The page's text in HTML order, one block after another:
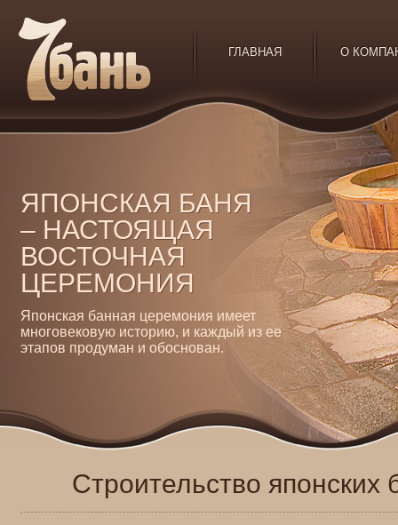
ГЛАВНАЯ О
ЯПОНСКАЯ БАНЯ
– НАСТОЯЩАЯ
ВОСТОЧНАЯ
ЦЕРЕМОНИЯ
Японская банная церемония имеет
многовековую историю, и каждый из ее
этапов продуман и обоснован.
Строительство